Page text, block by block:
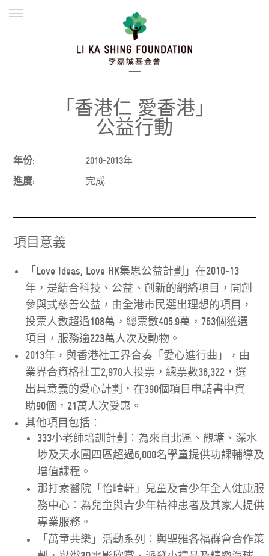
並肩同行
繁體
「香港仁 愛香港」
公益行動
年份:
2010-2013年
進度:
完成
項目意義
「Love Ideas, Love HK集思公益計劃」在2010-13
年，是結合科技、公益、創新的網絡項目，開創
參與式慈善公益，由全港市民選出理想的項目，
投票人數超過108萬，總票數405.9萬，763個獲選
項目，服務逾223萬人次及動物。
2013年，與香港社工界合奏「愛心進行曲」，由
業界合資格社工2,970人投票，總票數36,322，選
出具意義的愛心計劃，在390個項目申請書中資
助90個，21萬人次受惠。
其他項目包括︰
333小老師培訓計劃︰為來自北區、觀塘、深水
埗及天水圍四區超過6,000名學童提供功課輔導及
增值課程。
那打素醫院「怡晴軒」兒童及青少年全人健康服
務中心︰為兒童與青少年精神患者及其家人提供
專業服務。
「萬童共樂」活動系列︰與聖雅各福群會合作策